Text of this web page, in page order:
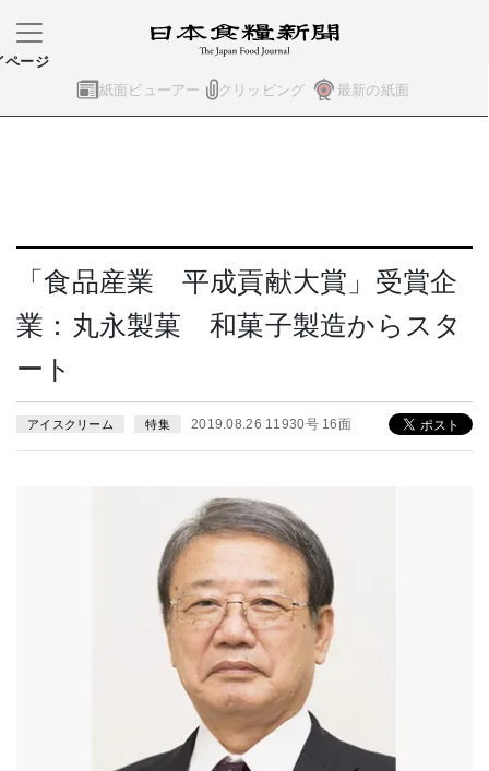
紙面ビューアー クリッピング 最新の紙面
ページ
「食品産業 平成貢献大賞」受賞企
業：丸永製菓 和菓子製造からスタ
ート
アイスクリーム 特集 2019.08.26 11930号 16面